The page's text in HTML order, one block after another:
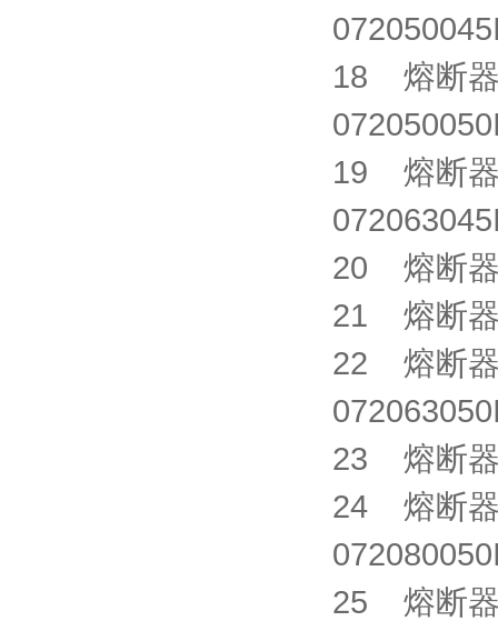
18 熔断器
19 熔断器
20 熔断
21 熔断
22 熔断器
23 熔断
24 熔断器
25 熔断